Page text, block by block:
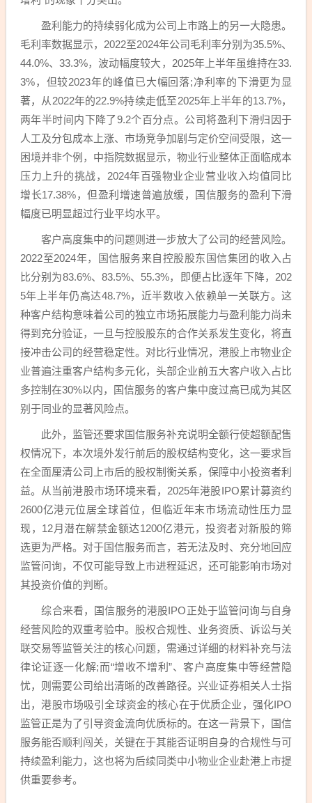
盈利能力的持续弱化成为公司上市路上的另一大隐患。
毛利率数据显示，2022至2024年公司毛利率分别为35.5%、
44.0%、33.3%，波动幅度较大，2025年上半年虽维持在33.
3%，但较2023年的峰值已大幅回落;净利率的下滑更为显
著，从2022年的22.9%持续走低至2025年上半年的13.7%，
两年半时间内下降了9.2个百分点。公司将盈利下滑归因于
人工及分包成本上涨、市场竞争加剧与定价空间受限，这一
困境并非个例，中指院数据显示，物业行业整体正面临成本
压力上升的挑战，2024年百强物业企业营业收入均值同比
增长17.38%，但盈利增速普遍放缓，国信服务的盈利下滑
幅度已明显超过行业平均水平。
客户高度集中的问题则进一步放大了公司的经营风险。
2022至2024年，国信服务来自控股股东国信集团的收入占
比分别为83.6%、83.5%、55.3%，即便占比逐年下降，202
5年上半年仍高达48.7%，近半数收入依赖单一关联方。这
种客户结构意味着公司的独立市场拓展能力与盈利能力尚未
得到充分验证，一旦与控股股东的合作关系发生变化，将直
接冲击公司的经营稳定性。对比行业情况，港股上市物业企
业普遍注重客户结构多元化，头部企业前五大客户收入占比
多控制在30%以内，国信服务的客户集中度过高已成为其区
别于同业的显著风险点。
此外，监管还要求国信服务补充说明全额行使超额配售
权情况下，本次境外发行前后的股权结构变化，这一要求旨
在全面厘清公司上市后的股权制衡关系，保障中小投资者利
益。从当前港股市场环境来看，2025年港股IPO累计募资约
2600亿港元位居全球首位，但临近年末市场流动性压力显
现，12月潜在解禁金额达1200亿港元，投资者对新股的筛
选更为严格。对于国信服务而言，若无法及时、充分地回应
监管问询，不仅可能导致上市进程延迟，还可能影响市场对
其投资价值的判断。
综合来看，国信服务的港股IPO正处于监管问询与自身
经营风险的双重考验中。股权合规性、业务资质、诉讼与关
联交易等监管关注的核心问题，需通过详细的材料补充与法
律论证逐一化解;而“增收不增利”、客户高度集中等经营隐
忧，则需要公司给出清晰的改善路径。兴业证券相关人士指
出，港股市场吸引全球资金的核心在于优质企业，强化IPO
监管正是为了引导资金流向优质标的。在这一背景下，国信
服务能否顺利闯关，关键在于其能否证明自身的合规性与可
持续盈利能力，这也将为后续同类中小物业企业赴港上市提
供重要参考。